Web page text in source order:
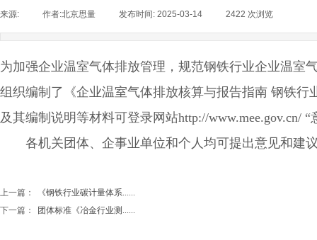
来源: 作者:北京思量 发布时间: 2025-03-14 2422 次浏览
为加强企业温室气体排放管理，规范钢铁行业企业温室
组织编制了《企业温室气体排放核算与报告指南 钢铁
及其编制说明等材料可登录网站http://www.mee.gov.cn/
各机关团体、企事业单位和个人均可提出意见和建议
上一篇：
《钢铁行业碳计量体系......
下一篇：
团体标准《冶金行业测......